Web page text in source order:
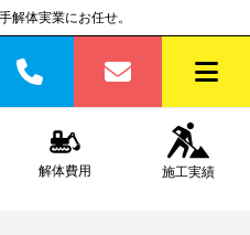
解体実業にお任せ。
解体費用 施工実績